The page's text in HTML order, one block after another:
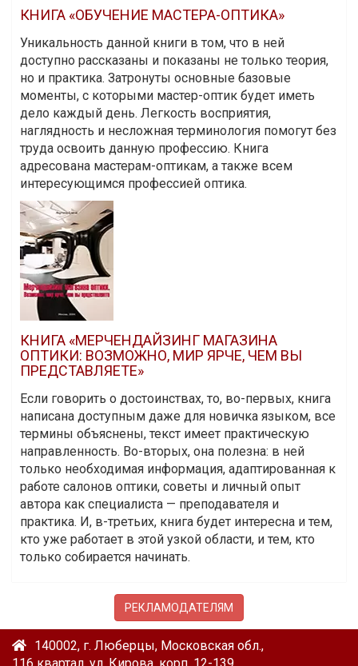
КНИГА «ОБУЧЕНИЕ МАСТЕРА-ОПТИКА»
Уникальность данной книги в том, что в ней
доступно рассказаны и показаны не только теория,
но и практика. Затронуты основные базовые
моменты, с которыми мастер-оптик будет иметь
дело каждый день. Легкость восприятия,
наглядность и несложная терминология помогут без
труда освоить данную профессию. Книга
адресована мастерам-оптикам, а также всем
интересующимся профессией оптика.
КНИГА «МЕРЧЕНДАЙЗИНГ МАГАЗИНА
ОПТИКИ: ВОЗМОЖНО, МИР ЯРЧЕ, ЧЕМ ВЫ
ПРЕДСТАВЛЯЕТЕ»
Если говорить о достоинствах, то, во-первых, книга
написана доступным даже для новичка языком, все
термины объяснены, текст имеет практическую
направленность. Во-вторых, она полезна: в ней
только необходимая информация, адаптированная к
работе салонов оптики, советы и личный опыт
автора как специалиста — преподавателя и
практика. И, в-третьих, книга будет интересна и тем,
кто уже работает в этой узкой области, и тем, кто
только собирается начинать.
РЕКЛАМОДАТЕЛЯМ
140002, г. Люберцы, Московская обл.,